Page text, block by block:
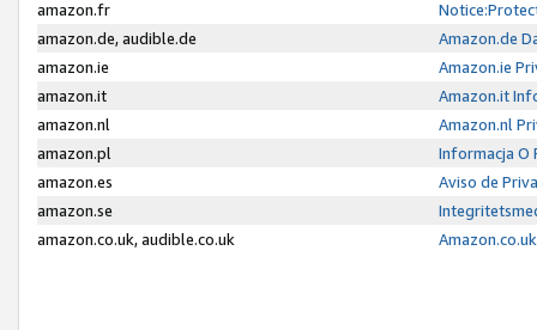
amazon.fr
amazon.de, audible.de
Amazon.de
amazon.ie
Amazon.ie
amazon.it
Amazon.it
amazon.nl
Amazon.nl
amazon.pl
Informacja O
amazon.es
Aviso de
amazon.se
amazon.co.uk, audible.co.uk